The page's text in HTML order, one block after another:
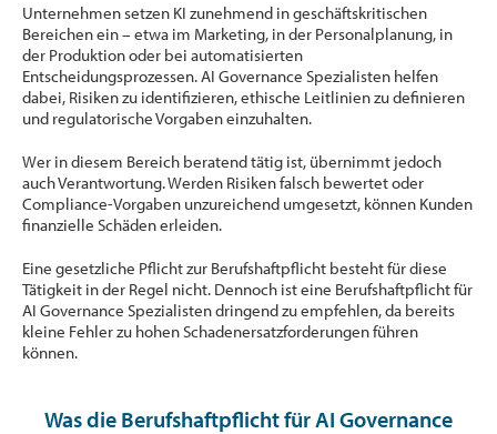
Unternehmen setzen KI zunehmend in geschäftskritischen
Bereichen ein – etwa im Marketing, in der Personalplanung, in
der Produktion oder bei automatisierten
Entscheidungsprozessen. AI Governance Spezialisten helfen
dabei, Risiken zu identifizieren, ethische Leitlinien zu definieren
und regulatorische Vorgaben einzuhalten.
Wer in diesem Bereich beratend tätig ist, übernimmt jedoch
auch Verantwortung. Werden Risiken falsch bewertet oder
Compliance-Vorgaben unzureichend umgesetzt, können Kunden
finanzielle Schäden erleiden.
Eine gesetzliche Pflicht zur Berufshaftpflicht besteht für diese
Tätigkeit in der Regel nicht. Dennoch ist eine Berufshaftpflicht für
AI Governance Spezialisten dringend zu empfehlen, da bereits
kleine Fehler zu hohen Schadenersatzforderungen führen
können.
Was die Berufshaftpflicht für AI Governance